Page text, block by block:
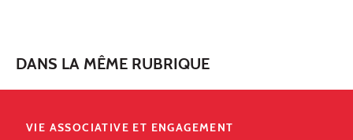
DANS LA MÊME RUBRIQUE
VIE ASSOCIATIVE ET ENGAGEMENT